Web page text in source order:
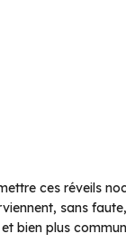
ces réveils
sans
bien plus